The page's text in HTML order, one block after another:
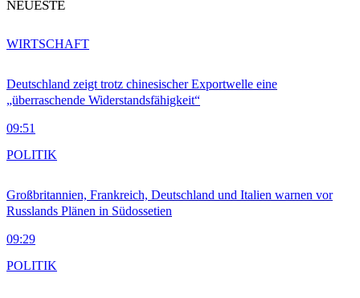
NEUESTE
Deutschland zeigt trotz chinesischer Exportwelle eine
„überraschende Widerstandsfähigkeit“
09:51
WIRTSCHAFT
Großbritannien, Frankreich, Deutschland und Italien warnen vor
Russlands Plänen in Südossetien
09:29
POLITIK
POLITIK